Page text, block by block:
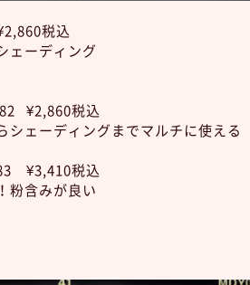
税込
ェーディング
¥2,860税込
シェーディングまでマルチに使える
¥3,410税込
粉含みが良い